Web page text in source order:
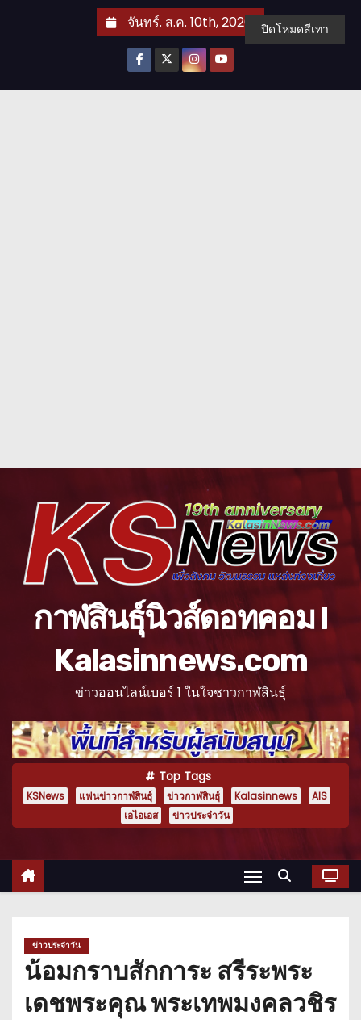
จันทร์. ส.ค. 10th, 2026
กาฬสินธุ์นิวส์ดอทคอม l
Kalasinnews.com
ข่าวออนไลน์เบอร์ 1 ในใจชาวกาฬสินธุ์
Top Tags
KSNews แฟนข่าวกาฬสินธุ์ ข่าวกาฬสินธุ์ Kalasinnews
AIS
เอไอเอส
ข่าวประจำวัน
ข่าวประจำวัน
น้อมกราบสักการะ สรีระพระ
เดชพระคุณ พระเทพมงคลวชิร
ปิดโหมดสีเทา